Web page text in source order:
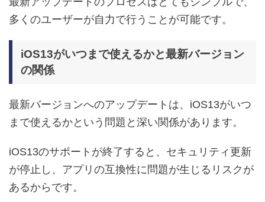
多くのユーザーが自力で行うことが可能です。
iOS13がいつまで使えるかと最新バージョン
の関係
最新バージョンへのアップデートは、iOS13がいつ
まで使えるかという問題と深い関係があります。
iOS13のサポートが終了すると、セキュリティ更新
が停止し、アプリの互換性に問題が生じるリスクが
あるからです。